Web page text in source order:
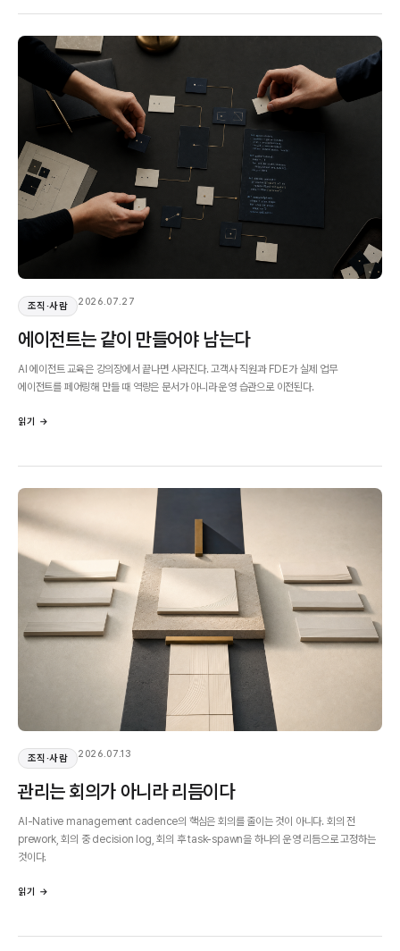
조직·사람 2026.07.27
에이전트는 같이 만들어야 남는다
AI 에이전트 교육은 강의장에서 끝나면 사라진다. 고객사 직원과 FDE가 실제 업무
에이전트를 페어링해 만들 때 역량은 문서가 아니라 운영 습관으로 이전된다.
읽기 →
조직·사람 2026.07.13
관리는 회의가 아니라 리듬이다
AI-Native management cadence의 핵심은 회의를 줄이는 것이 아니다. 회의 전
prework, 회의 중 decision log, 회의 후 task-spawn을 하나의 운영 리듬으로 고정하는
것이다.
읽기 →